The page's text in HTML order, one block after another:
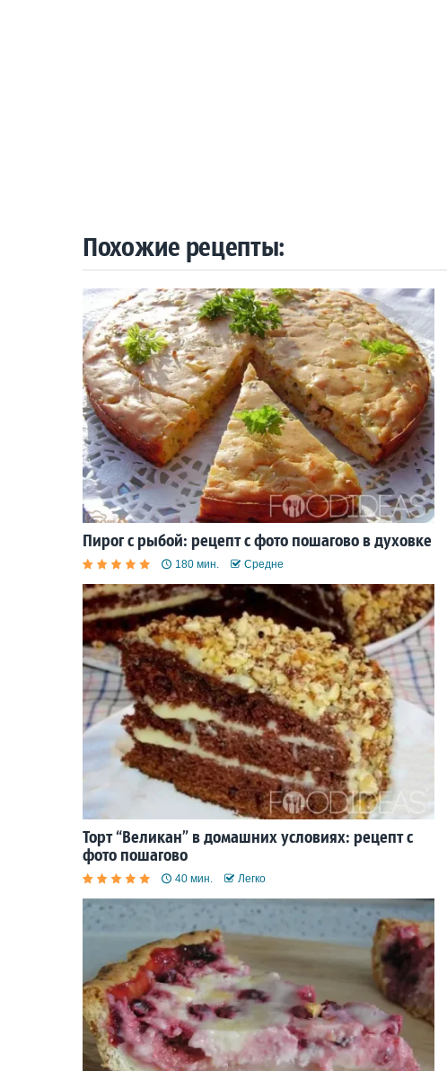
Похожие рецепты:
Пирог с рыбой: рецепт с фото пошагово в духовке
180 мин. Средне
Торт “Великан” в домашних условиях: рецепт с
фото пошагово
40 мин. Легко